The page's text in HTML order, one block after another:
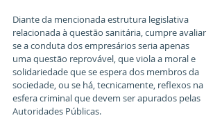
Diante da mencionada estrutura legislativa
relacionada à questão sanitária, cumpre avaliar
se a conduta dos empresários seria apenas
uma questão reprovável, que viola a moral e
solidariedade que se espera dos membros da
sociedade, ou se há, tecnicamente, reflexos na
esfera criminal que devem ser apurados pelas
Autoridades Públicas.